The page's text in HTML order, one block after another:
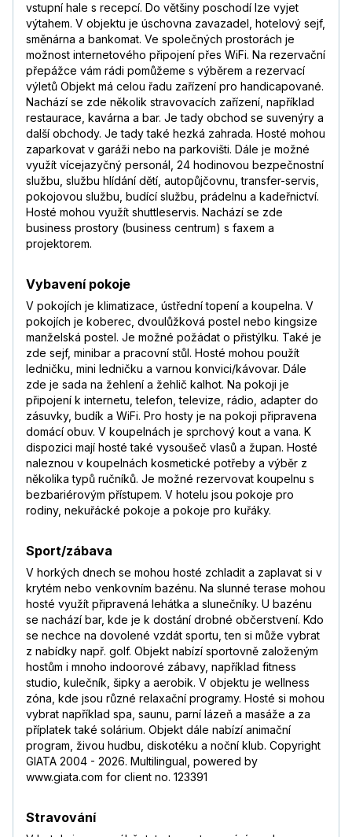
vstupní hale s recepcí. Do většiny poschodí lze vyjet
výtahem. V objektu je úschovna zavazadel, hotelový sejf,
směnárna a bankomat. Ve společných prostorách je
možnost internetového připojení přes WiFi. Na rezervační
přepážce vám rádi pomůžeme s výběrem a rezervací
výletů Objekt má celou řadu zařízení pro handicapované.
Nachází se zde několik stravovacích zařízení, například
restaurace, kavárna a bar. Je tady obchod se suvenýry a
další obchody. Je tady také hezká zahrada. Hosté mohou
zaparkovat v garáži nebo na parkovišti. Dále je možné
využít vícejazyčný personál, 24 hodinovou bezpečnostní
službu, službu hlídání dětí, autopůjčovnu, transfer-servis,
pokojovou službu, budící službu, prádelnu a kadeřnictví.
Hosté mohou využít shuttleservis. Nachází se zde
business prostory (business centrum) s faxem a
projektorem.
Vybavení pokoje
V pokojích je klimatizace, ústřední topení a koupelna. V
pokojích je koberec, dvoulůžková postel nebo kingsize
manželská postel. Je možné požádat o přistýlku. Také je
zde sejf, minibar a pracovní stůl. Hosté mohou použít
ledničku, mini ledničku a varnou konvici/kávovar. Dále
zde je sada na žehlení a žehlič kalhot. Na pokoji je
připojení k internetu, telefon, televize, rádio, adapter do
zásuvky, budík a WiFi. Pro hosty je na pokoji připravena
domácí obuv. V koupelnách je sprchový kout a vana. K
dispozici mají hosté také vysoušeč vlasů a župan. Hosté
naleznou v koupelnách kosmetické potřeby a výběr z
několika typů ručníků. Je možné rezervovat koupelnu s
bezbariérovým přístupem. V hotelu jsou pokoje pro
rodiny, nekuřácké pokoje a pokoje pro kuřáky.
Sport/zábava
V horkých dnech se mohou hosté zchladit a zaplavat si v
krytém nebo venkovním bazénu. Na slunné terase mohou
hosté využít připravená lehátka a slunečníky. U bazénu
se nachází bar, kde je k dostání drobné občerstvení. Kdo
se nechce na dovolené vzdát sportu, ten si může vybrat
z nabídky např. golf. Objekt nabízí sportovně založeným
hostům i mnoho indoorové zábavy, například fitness
studio, kulečník, šipky a aerobik. V objektu je wellness
zóna, kde jsou různé relaxační programy. Hosté si mohou
vybrat například spa, saunu, parní lázeň a masáže a za
příplatek také solárium. Objekt dále nabízí animační
program, živou hudbu, diskotéku a noční klub. Copyright
GIATA 2004 - 2026. Multilingual, powered by
www.giata.com for client no. 123391
Stravování